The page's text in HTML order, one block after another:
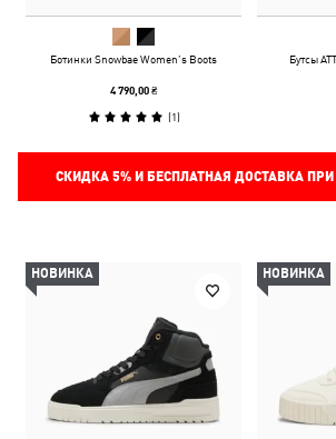
Ботинки Snowbae Women’s Boots
4 790,00 ₴
(1)
Бутсы
СКИДКА 5%И БЕСПЛАТНАЯ ДОСТАВКА ПРИ
НОВИНКА НОВИНКА